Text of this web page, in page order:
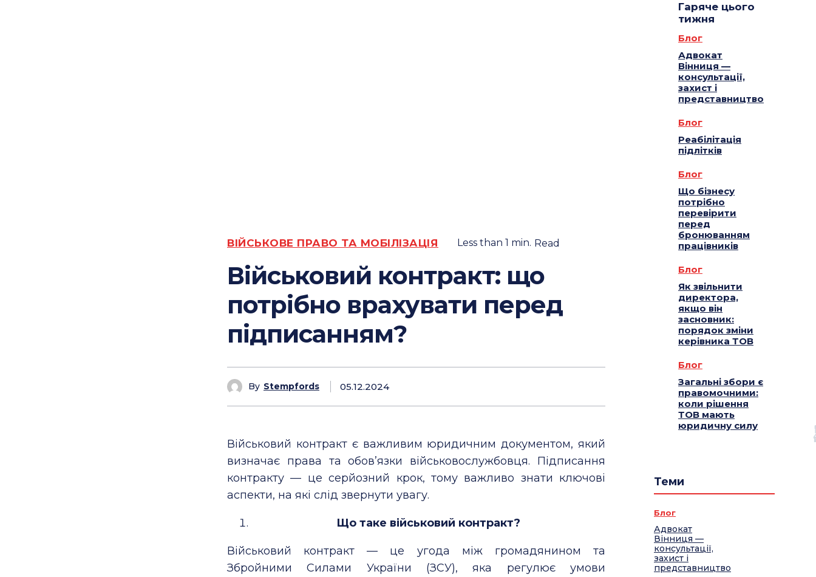
ВІЙСЬКОВЕ ПРАВО ТА МОБІЛІЗАЦІЯ Less than 1 min. Read
Військовий контракт: що
потрібно врахувати перед
підписанням?
By Stempfords 05.12.2024
Військовий контракт є важливим юридичним документом, який
визначає права та обов’язки військовослужбовця. Підписання
контракту — це серйозний крок, тому важливо знати ключові
аспекти, на які слід звернути увагу.
Що таке військовий контракт?
Військовий контракт — це угода між громадянином та
Збройними Силами України (ЗСУ), яка регулює умови
Гаряче цього
тижня
Блог
Адвокат
Вінниця —
консультації,
захист і
представництво
Блог
Реабілітація
підлітків
Блог
Що бізнесу
потрібно
перевірити
перед
бронюванням
працівників
Блог
Як звільнити
директора,
якщо він
засновник:
порядок зміни
керівника ТОВ
Блог
Загальні збори є
правомочними:
коли рішення
ТОВ мають
юридичну силу
Теми
Блог
Адвокат
Вінниця —
консультації,
захист і
представництво